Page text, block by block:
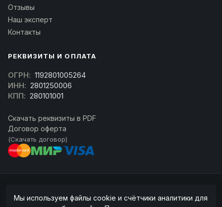
Отзывы
Наш эксперт
Контакты
РЕКВИЗИТЫ И ОПЛАТА
ОГРН: 1192801005264
ИНН: 2801250006
КПП: 280101001
Скачать реквизиты в PDF
Договор оферта
(Скачать договор)
ссылка на источник обязательна.
Мы используем файлы cookie и счётчики аналитики для